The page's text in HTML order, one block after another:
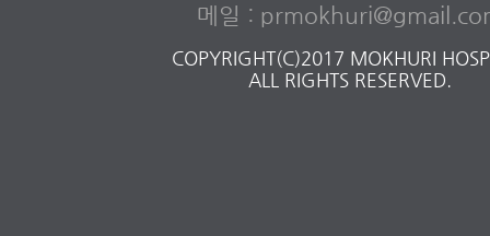
메일 :
COPYRIGHT(C)2017 MOKHURI
ALL RIGHTS RESERVED.